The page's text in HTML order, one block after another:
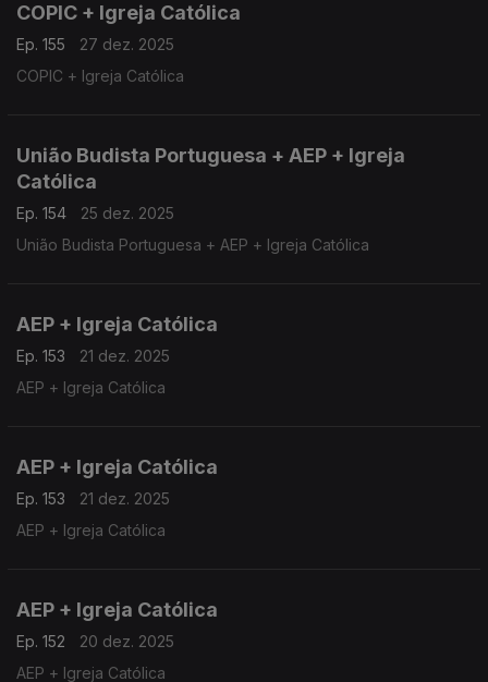
COPIC + Igreja Católica
Ep. 155
27 dez. 2025
COPIC + Igreja Católica
União Budista Portuguesa + AEP + Igreja
Católica
Ep. 154
25 dez. 2025
União Budista Portuguesa + AEP + Igreja Católica
AEP + Igreja Católica
Ep. 153
21 dez. 2025
AEP + Igreja Católica
AEP + Igreja Católica
Ep. 153
21 dez. 2025
AEP + Igreja Católica
AEP + Igreja Católica
Ep. 152
20 dez. 2025
AEP + Igreja Católica